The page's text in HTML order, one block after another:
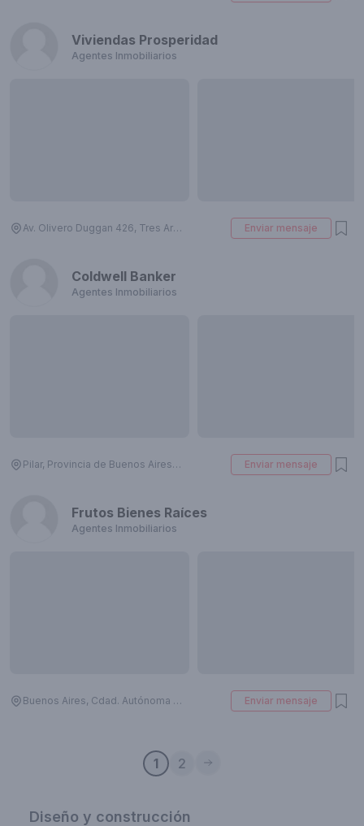
Viviendas Prosperidad
Agentes Inmobiliarios
Av. Olivero Duggan 426, Tres Arroyos, Provincia de Buenos Aires, Argentina Enviar mensaje
Coldwell Banker
Agentes Inmobiliarios
Pilar, Provincia de Buenos Aires, Argentina Enviar mensaje
Frutos Bienes Raíces
Agentes Inmobiliarios
Buenos Aires, Cdad. Autónoma de Buenos Aires, Argentina Enviar mensaje
1 2
Diseño y construcción